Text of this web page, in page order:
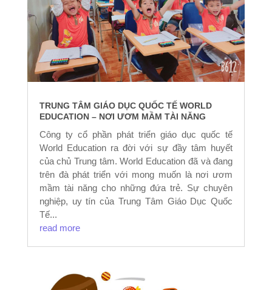
TRUNG TÂM GIÁO DỤC QUỐC TẾ WORLD
EDUCATION – NƠI ƯƠM MẦM TÀI NĂNG
Công ty cổ phần phát triển giáo dục quốc tế
World Education ra đời với sự đầy tâm huyết
của chủ Trung tâm. World Education đã và đang
trên đà phát triển với mong muốn là nơi ươm
mầm tài năng cho những đứa trẻ. Sự chuyên
nghiệp, uy tín của Trung Tâm Giáo Dục Quốc
Tế...
read more